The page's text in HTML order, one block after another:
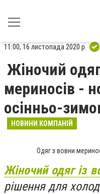
11:00, 16 листопада 2020 р.
Жіночий
мериносів -
осінньо-
НОВИНИ КОМПАНІЙ
Одяг з вовни
Жіночий одяг із
рішення для